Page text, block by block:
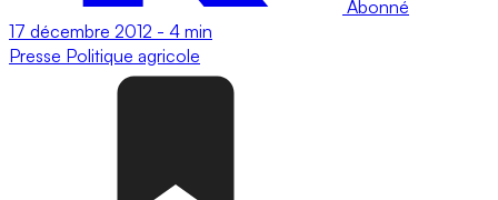
Abonné
17 décembre 2012 - 4 min
Presse Politique agricole